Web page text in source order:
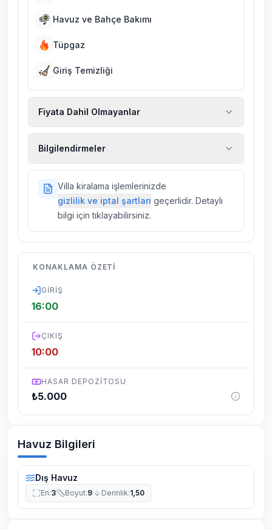
Havuz ve Bahçe Bakımı
Tüpgaz
Giriş Temizliği
Fiyata Dahil Olmayanlar
sigortaları fiyatlara dahil değildir.
Bilgilendirmeler
villalarımızda düzenli olarak ilaçlama
yapılmaktadır. Buna rağmen çevrede
kelebek, böcek, sinek vs. bulunma ihtimali
dönemsel olarak altyapı çalışmaları
yapılabilmektedir. Bu çalışma nedeniyle yol
Villa kiralama işlemlerinizde
gizlilik ve iptal şartları geçerlidir. Detaylı
bilgi için tıklayabilirsiniz.
KONAKLAMA ÖZETI
GIRIŞ
16:00
ÇIKIŞ
10:00
HASAR DEPOZITOSU
₺5.000
Havuz Bilgileri
Dış Havuz
En:3 Boyut:9 Derinlik:1,50